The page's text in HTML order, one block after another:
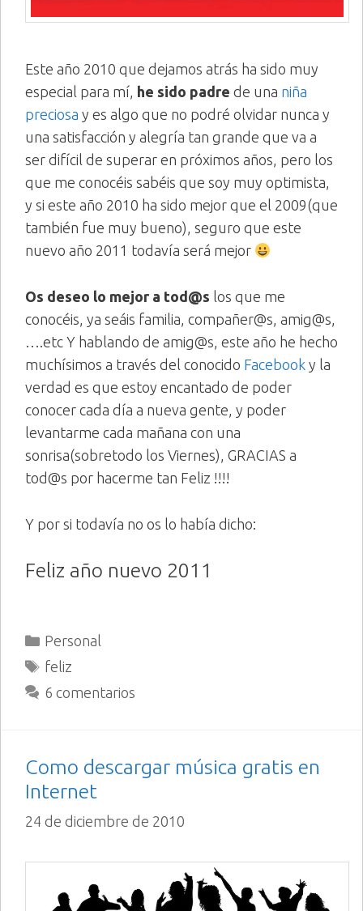
Este año 2010 que dejamos atrás ha sido muy
especial para mí, he sido padre de una niña
preciosa y es algo que no podré olvidar nunca y
una satisfacción y alegría tan grande que va a
ser difícil de superar en próximos años, pero los
que me conocéis sabéis que soy muy optimista,
y si este año 2010 ha sido mejor que el 2009(que
también fue muy bueno), seguro que este
nuevo año 2011 todavía será mejor
Os deseo lo mejor a tod@s los que me
conocéis, ya seáis familia, compañer@s, amig@s,
….etc Y hablando de amig@s, este año he hecho
muchísimos a través del conocido Facebook y la
verdad es que estoy encantado de poder
conocer cada día a nueva gente, y poder
levantarme cada mañana con una
sonrisa(sobretodo los Viernes), GRACIAS a
tod@s por hacerme tan Feliz !!!!
Y por si todavía no os lo había dicho:
Feliz año nuevo 2011
Categorías
Personal
Etiquetas
feliz
6 comentarios
Como descargar música gratis en
Internet
24 de diciembre de 2010